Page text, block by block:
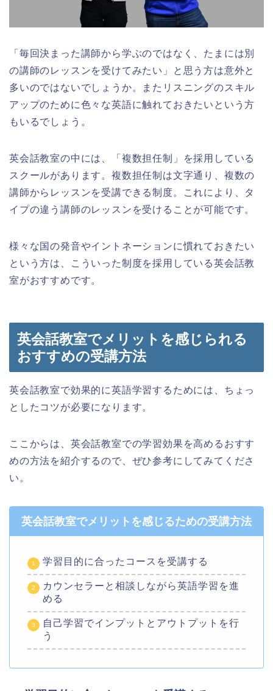
「毎回決まった講師から学ぶのではなく、たまには別
の講師のレッスンを受けてみたい」と思う方は意外と
多いのではないでしょうか。またリスニングのスキル
アップのために色々な英語に触れておきたいという方
もいるでしょう。
英会話教室の中には、「複数担任制」を採用している
スクールがあります。複数担任制は文字通り、複数の
講師からレッスンを受講できる制度。これにより、タ
イプの違う講師のレッスンを受けることが可能です。
様々な国の発音やイントネーションに慣れておきたい
という方は、こういった制度を採用している英会話教
室がおすすめです。
英会話教室でメリットを感じられる
おすすめの受講方法
英会話教室で効果的に英語学習するためには、ちょっ
としたコツが必要になります。
ここからは、英会話教室での学習効果を高めるおすす
めの方法を紹介するので、ぜひ参考にしてみてくださ
い。
英会話教室でメリットを感じるための受講方法
学習目的に合ったコースを受講する
カウンセラーと相談しながら英語学習を進
める
自己学習でインプットとアウトプットを行
う